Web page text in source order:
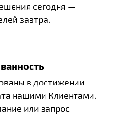
сегодня —
завтра.
в достижении
нашими Клиентами.
или запрос